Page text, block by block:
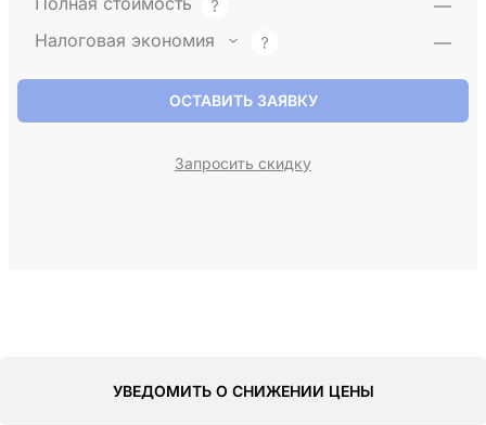
—
Налоговая экономия
—
ОСТАВИТЬ ЗАЯВКУ
Запросить скидку
УВЕДОМИТЬ О СНИЖЕНИИ ЦЕНЫ